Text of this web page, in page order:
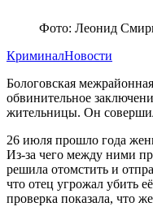
Фото: Леонид
КриминалНовости
Бологовская
обвинительное
жительницы. Он
26 июля прошло года
Из-за чего между ними
решила отомстить и
что отец угрожал убить
проверка показала, что